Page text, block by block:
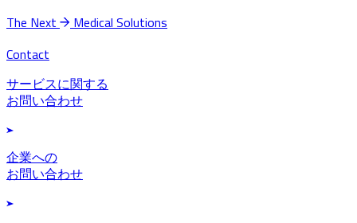
The Next
Medical Solutions
Contact
サービスに関する
お問い合わせ
企業への
お問い合わせ